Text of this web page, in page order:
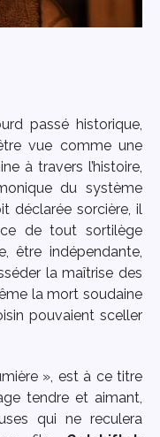
passé historique,
vue comme une
à travers l’histoire,
du système
déclarée sorcière, il
de tout sortilège
être indépendante,
la maîtrise des
la mort soudaine
pouvaient sceller
», est à ce titre
tendre et aimant,
qui ne reculera